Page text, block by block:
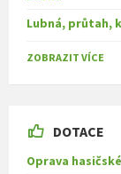
Lubná, průtah,
ZOBRAZIT VÍCE
DOTACE
Oprava